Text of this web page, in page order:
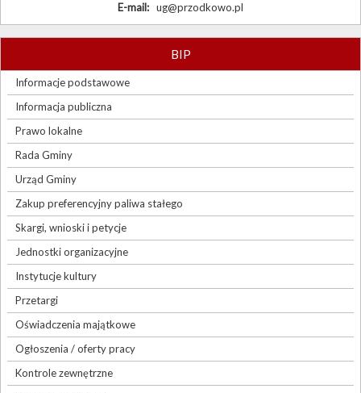
E-mail: ug@przodkowo.pl
BIP
Informacje podstawowe
Informacja publiczna
Prawo lokalne
Rada Gminy
Urząd Gminy
Zakup preferencyjny paliwa stałego
Skargi, wnioski i petycje
Jednostki organizacyjne
Instytucje kultury
Przetargi
Oświadczenia majątkowe
Ogłoszenia / oferty pracy
Kontrole zewnętrzne